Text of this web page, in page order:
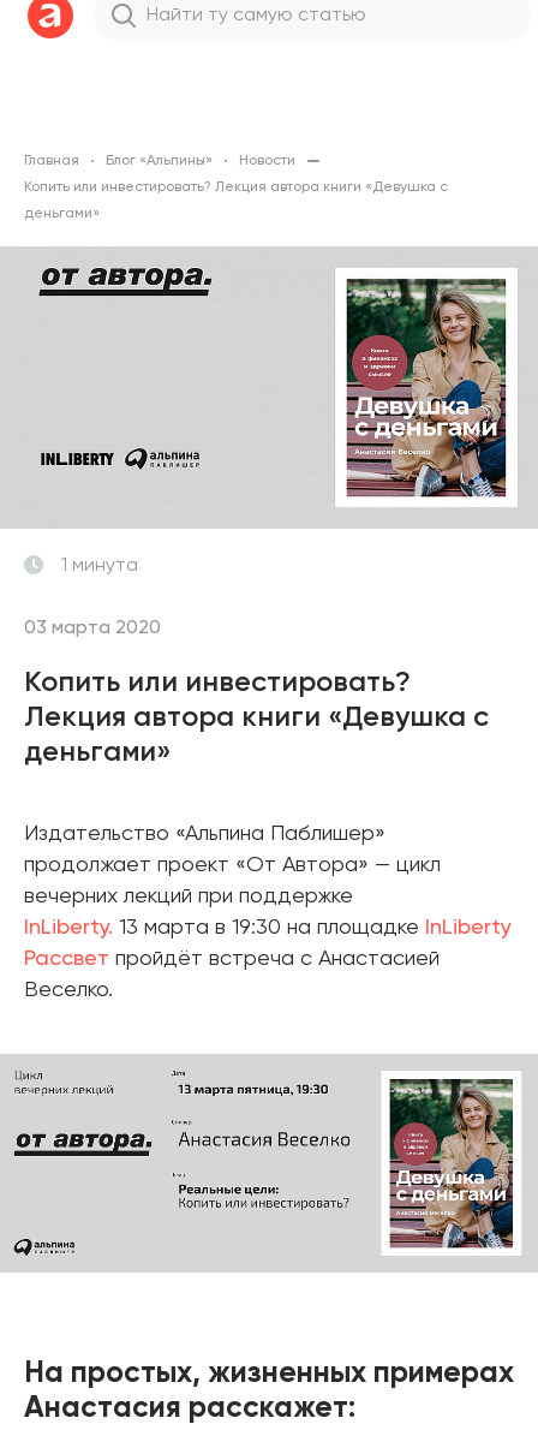
Главная Блог «Альпины»
Новости
Копить или инвестировать? Лекция автора книги «Девушка с
деньгами»
03 марта 2020
1 минута
Копить или инвестировать?
Лекция автора книги «Девушка с
деньгами»
Издательство «Альпина Паблишер»
продолжает проект «От Автора» — цикл
вечерних лекций при поддержке
InLiberty. 13 марта в 19:30 на площадке
InLiberty
Рассвет пройдёт встреча с Анастасией
Веселко.
На простых, жизненных примерах
Анастасия расскажет: